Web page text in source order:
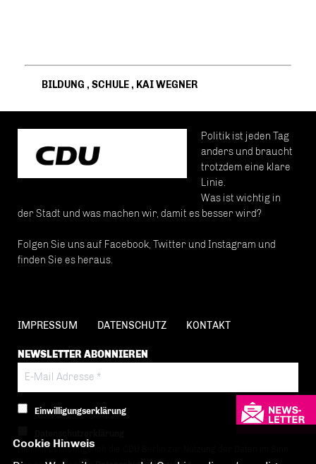
BILDUNG , SCHULE, KAI WEGNER
Politik ist jeden Tag
anders und braucht
trotzdem eine klare
Linie.
Was ist wichtig in
der Stadt und was machen wir, damit es besser wird?
Folgen Sie uns auf Facebook, Twitter und Instagram und
finden Sie es heraus.
IMPRESSUM DATENSCHUTZ KONTAKT
NEWSLETTER ABONNIEREN
Einwilligungserklärung
Hiermit berechtige ich die CDU Berlin zur Nutzung der Daten im Sinn
Cookie Hinweis